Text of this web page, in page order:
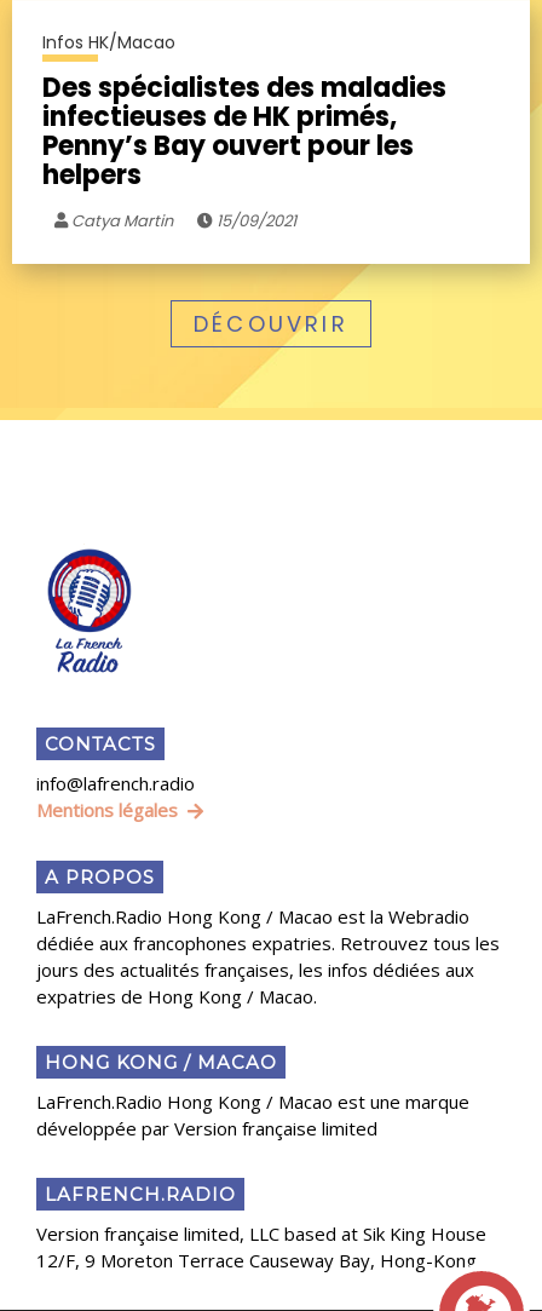
Infos HK/Macao
Des spécialistes des maladies
infectieuses de HK primés,
Penny’s Bay ouvert pour les
helpers
Catya Martin 15/09/2021
DÉCOUVRIR
CONTACTS
info@lafrench.radio
Mentions légales
A PROPOS
LaFrench.Radio Hong Kong / Macao est la Webradio
dédiée aux francophones expatries. Retrouvez tous les
jours des actualités françaises, les infos dédiées aux
expatries de Hong Kong / Macao.
HONG KONG / MACAO
LaFrench.Radio Hong Kong / Macao est une marque
développée par Version française limited
LAFRENCH.RADIO
Version française limited, LLC based at Sik King House
12/F, 9 Moreton Terrace Causeway Bay, Hong-Kong